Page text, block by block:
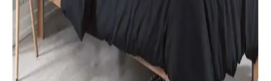
İki farklı Karaca Home nevresim takımı detaylı karşılaştırmasıyla
malzeme, tasarım ve kullanıcı yorumlarını keşfedin. Konfor ve
estetik açısından önemli bilgiler içerir.
Özdilek Tek Kişilik Nevresim Takımları: Konfor ve
Şıklık Sunan Seçenekler